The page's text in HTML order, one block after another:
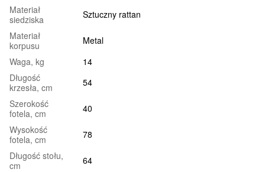
Materiał
siedziska
Sztuczny rattan
Materiał
korpusu
Metal
Waga, kg
14
Długość
krzesła, cm
54
Szerokość
fotela, cm
40
Wysokość
fotela, cm
78
Długość stołu,
cm
64